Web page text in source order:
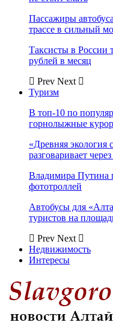
Пассажиры
трассе в сильный
Таксисты в России
рублей в месяц
Prev Next
Туризм
В топ-10 по
горнолыжные
«Древняя
разговаривает
Владимира Путина
фототроллей
Автобусы для
туристов на
Prev Next
Недвижимость
Интересы